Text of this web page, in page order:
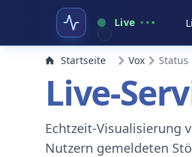
Live
Startseite Vox Status
Live-
Echtzeit-Visualisierung
Nutzern gemeldeten